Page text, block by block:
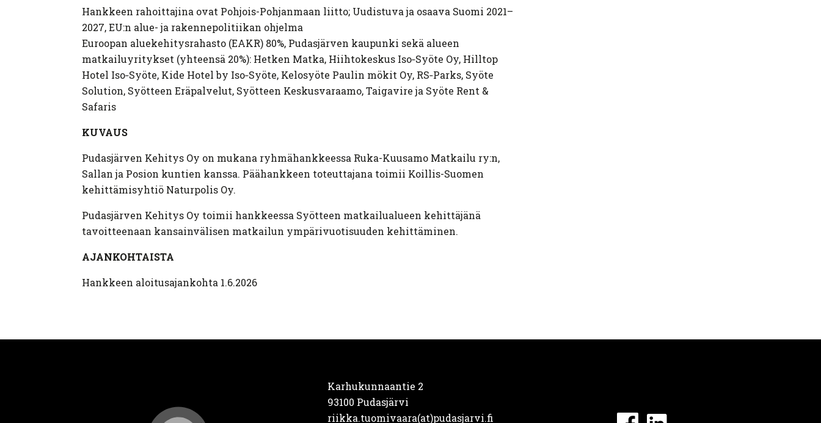
Hankkeen rahoittajina ovat Pohjois-Pohjanmaan liitto; Uudistuva ja osaava Suomi 2021–
2027, EU:n alue- ja rakennepolitiikan ohjelma
Euroopan aluekehitysrahasto (EAKR) 80%, Pudasjärven kaupunki sekä alueen
matkailuyritykset (yhteensä 20%): Hetken Matka, Hiihtokeskus Iso‑Syöte Oy, Hilltop
Hotel Iso‑Syöte, Kide Hotel by Iso‑Syöte, Kelosyöte Paulin mökit Oy, RS‑Parks, Syöte
Solution, Syötteen Eräpalvelut, Syötteen Keskusvaraamo, Taigavire ja Syöte Rent &
Safaris
KUVAUS
Pudasjärven Kehitys Oy on mukana ryhmähankkeessa Ruka-Kuusamo Matkailu ry:n,
Sallan ja Posion kuntien kanssa. Päähankkeen toteuttajana toimii Koillis-Suomen
kehittämisyhtiö Naturpolis Oy.
Pudasjärven Kehitys Oy toimii hankkeessa Syötteen matkailualueen kehittäjänä
tavoitteenaan kansainvälisen matkailun ympärivuotisuuden kehittäminen.
AJANKOHTAISTA
Hankkeen aloitusajankohta 1.6.2026
Karhukunnaantie 2
93100 Pudasjärvi
riikka.tuomivaara(at)pudasjarvi.fi